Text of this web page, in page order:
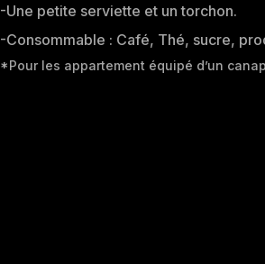
-Une petite serviette et un torchon.
-Consommable : Café, Thé, sucre,
*Pour les appartement équipé d’un